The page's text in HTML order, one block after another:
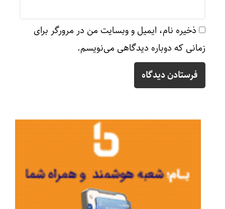
ذخیره نام، ایمیل و وبسایت من در مرورگر برای
زمانی که دوباره دیدگاهی می‌نویسم.